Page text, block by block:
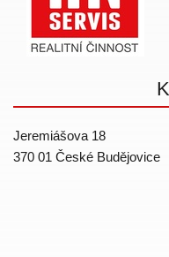
Jeremiášova 18
370 01 České Budějovice